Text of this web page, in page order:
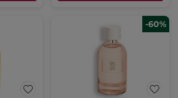
-60%